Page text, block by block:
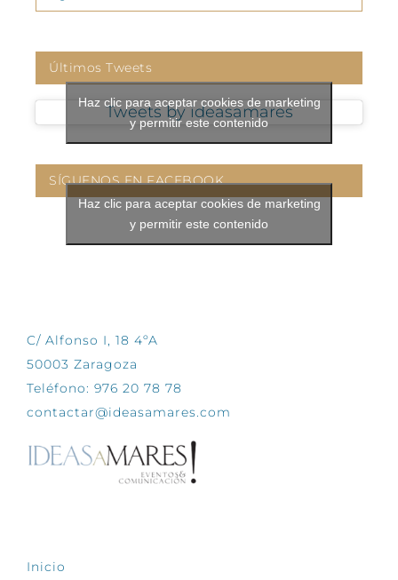
Últimos Tweets
Tweets by ideasamares
Haz clic para aceptar cookies de marketing
y permitir este contenido
SÍGUENOS EN FACEBOOK
Haz clic para aceptar cookies de marketing
y permitir este contenido
C/ Alfonso I, 18 4ºA
50003 Zaragoza
Teléfono: 976 20 78 78
contactar@ideasamares.com
Inicio